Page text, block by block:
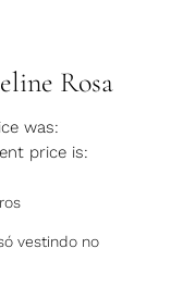
Rosa
was:
price is:
vestindo no